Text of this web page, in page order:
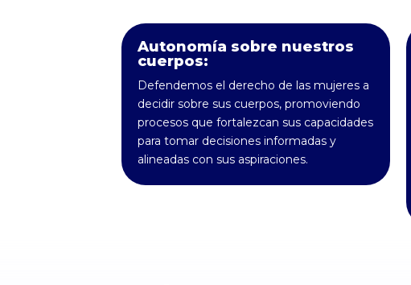
Autonomía sobre nuestros
cuerpos:
Defendemos el derecho de las mujeres a
decidir sobre sus cuerpos, promoviendo
procesos que fortalezcan sus capacidades
para tomar decisiones informadas y
alineadas con sus aspiraciones.